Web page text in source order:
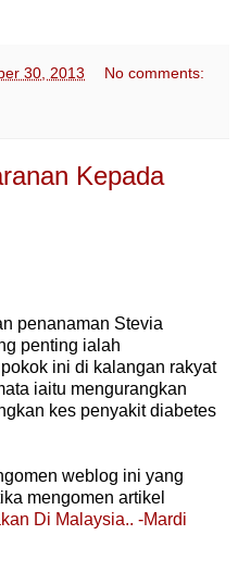
30, 2013 No comments:
Kepada
penanaman Stevia
penting ialah
ini di kalangan rakyat
iaitu mengurangkan
kes penyakit diabetes
weblog ini yang
mengomen artikel
Di Malaysia.. -Mardi